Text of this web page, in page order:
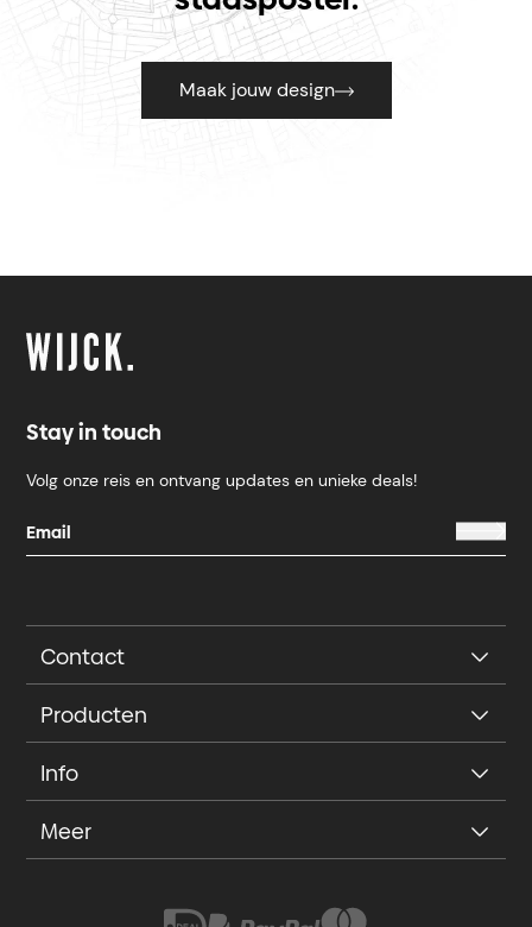
Maak jouw design
Stay in touch
Volg onze reis en ontvang updates en unieke deals!
Contact
Producten
Info
Meer